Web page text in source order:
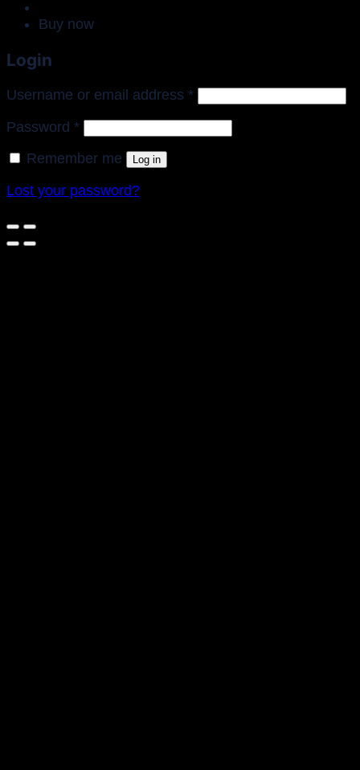
Buy now
Login
Username or email address *Required
Password *Required
Remember me Log in
Lost your password?